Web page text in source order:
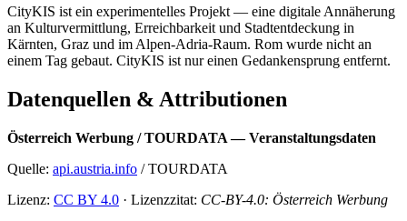
CityKIS ist ein experimentelles Projekt — eine digitale Annäherung
an Kulturvermittlung, Erreichbarkeit und Stadtentdeckung in
Kärnten, Graz und im Alpen-Adria-Raum. Rom wurde nicht an
einem Tag gebaut. CityKIS ist nur einen Gedankensprung entfernt.
Datenquellen & Attributionen
Österreich Werbung / TOURDATA — Veranstaltungsdaten
Quelle: api.austria.info / TOURDATA
Lizenz: CC BY 4.0 · Lizenzzitat: CC-BY-4.0: Österreich Werbung